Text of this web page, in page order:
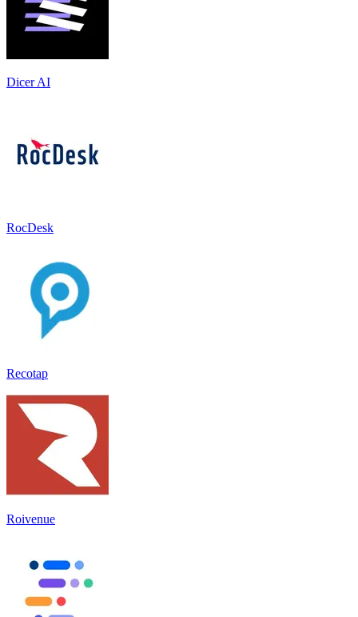
Dicer AI
RocDesk
Recotap
Roivenue